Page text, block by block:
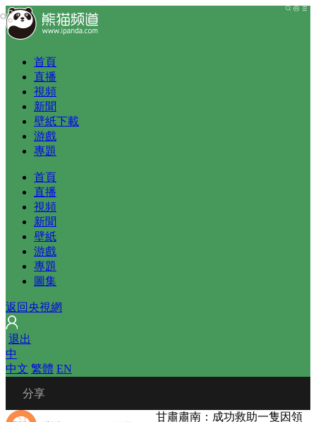
首頁
直播
視頻
新聞
壁紙下載
游戲
專題
首頁
直播
視頻
新聞
壁紙
游戲
專題
圖集
返回央視網
退出
中
中文 繁體 EN
分享
甘肅肅南：成功救助一隻因領